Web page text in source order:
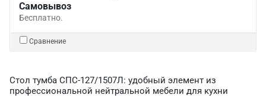
Самовывоз
Бесплатно.
Сравнение
Стол тумба СПС-127/1507Л: удобный элемент из
профессиональной нейтральной мебели для кухни